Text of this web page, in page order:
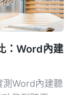
：Word內建
測Word內建聽